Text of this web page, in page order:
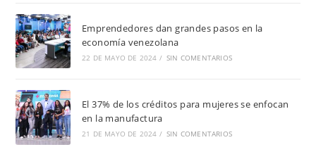
Emprendedores dan grandes pasos en la
economía venezolana
22 DE MAYO DE 2024 / SIN COMENTARIOS
El 37% de los créditos para mujeres se enfocan
en la manufactura
21 DE MAYO DE 2024 / SIN COMENTARIOS